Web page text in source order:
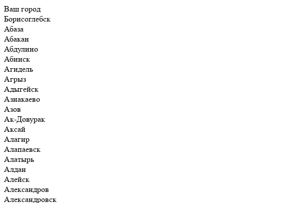
Ваш город
Борисоглебск
Абаза
Абакан
Абдулино
Абинск
Агидель
Агрыз
Адыгейск
Азнакаево
Азов
Ак-Довурак
Аксай
Алагир
Алапаевск
Алатырь
Алдан
Алейск
Александров
Александровск